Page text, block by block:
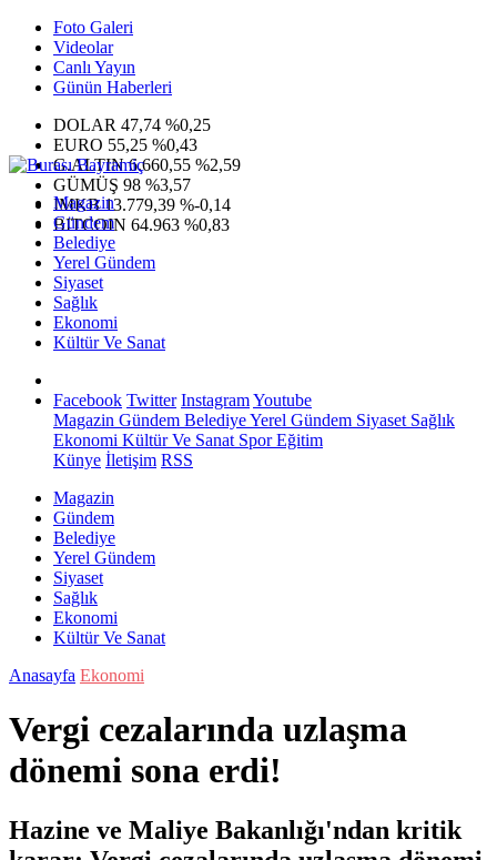
Foto Galeri
Videolar
Canlı Yayın
Günün Haberleri
DOLAR 47,74 %0,25
EURO 55,25 %0,43
G.ALTIN6.660,55 %2,59
GÜMÜŞ 98 %3,57
IMKB13.779,39 %-0,14
BITCOIN 64.963 %0,83
Magazin
Gündem
Belediye
Yerel Gündem
Siyaset
Sağlık
Ekonomi
Kültür Ve Sanat
Facebook Twitter InstagramYoutube
Magazin Gündem BelediyeYerel Gündem Siyaset Sağlık
Ekonomi Kültür Ve Sanat SporEğitim
Künye İletişim RSS
Magazin
Gündem
Belediye
Yerel Gündem
Siyaset
Sağlık
Ekonomi
Kültür Ve Sanat
Anasayfa Ekonomi
Vergi cezalarında uzlaşma
dönemi sona erdi!
Hazine ve Maliye Bakanlığı'ndan kritik